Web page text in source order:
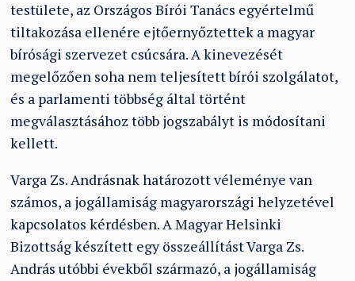
testülete, az Országos Bírói Tanács egyértelmű
tiltakozása ellenére ejtőernyőztettek a magyar
bírósági szervezet csúcsára. A kinevezését
megelőzően soha nem teljesített bírói szolgálatot,
és a parlamenti többség által történt
megválasztásához több jogszabályt is módosítani
kellett.
Varga Zs. Andrásnak határozott véleménye van
számos, a jogállamiság magyarországi helyzetével
kapcsolatos kérdésben. A Magyar Helsinki
Bizottság készített egy összeállítást Varga Zs.
András utóbbi évekből származó, a jogállamiság